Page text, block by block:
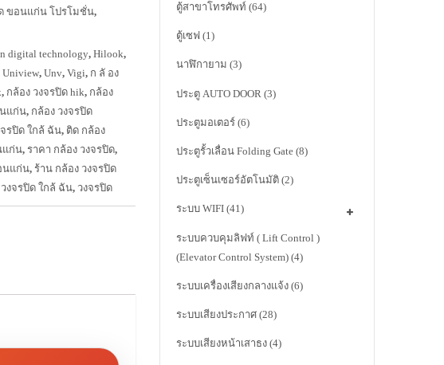
ขอนแก่น โปรโมชั่น,
digital technology, Hilook,
Uniview, Unv, Vigi, ก ลั อง
, กล้อง วงจรปิด hik, กล้อง
แก่น, กล้อง วงจรปิด
รปิด ใกล้ ฉัน, ติด กล้อง
แก่น, ราคา กล้อง วงจรปิด,
นแก่น, ร้าน กล้อง วงจรปิด
งจรปิด ใกล้ ฉัน, วงจรปิด
ตู้สาขาโทรศัพท์ (64)
ตู้เซฟ (1)
นาฬิกายาม (3)
ประตู AUTO DOOR (3)
ประตูมอเตอร์ (6)
ประตูรั้วเลื่อน Folding Gate (8)
ประตูเซ็นเซอร์อัตโนมัติ (2)
ระบบ WIFI (41)
ระบบควบคุมลิฟท์ ( Lift Control )
(Elevator Control System) (4)
ระบบเครื่องเสียงกลางแจ้ง (6)
ระบบเสียงประกาศ (28)
ระบบเสียงหน้าเสาธง (4)